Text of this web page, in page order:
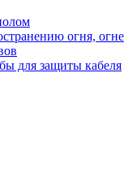
огня,
для защиты кабеля